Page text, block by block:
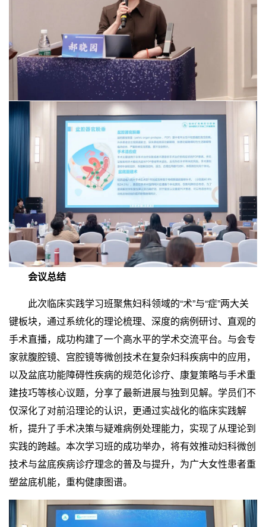
会议总结
此次临床实践学习班聚焦妇科领域的“术”与“症”两大关
键板块，通过系统化的理论梳理、深度的病例研讨、直观的
手术直播，成功构建了一个高水平的学术交流平台。与会专
家就腹腔镜、宫腔镜等微创技术在复杂妇科疾病中的应用，
以及盆底功能障碍性疾病的规范化诊疗、康复策略与手术重
建技巧等核心议题，分享了最新进展与独到见解。学员们不
仅深化了对前沿理论的认识，更通过实战化的临床实践解
析，提升了手术决策与疑难病例处理能力，实现了从理论到
实践的跨越。本次学习班的成功举办，将有效推动妇科微创
技术与盆底疾病诊疗理念的普及与提升，为广大女性患者重
塑盆底机能，重构健康图谱。